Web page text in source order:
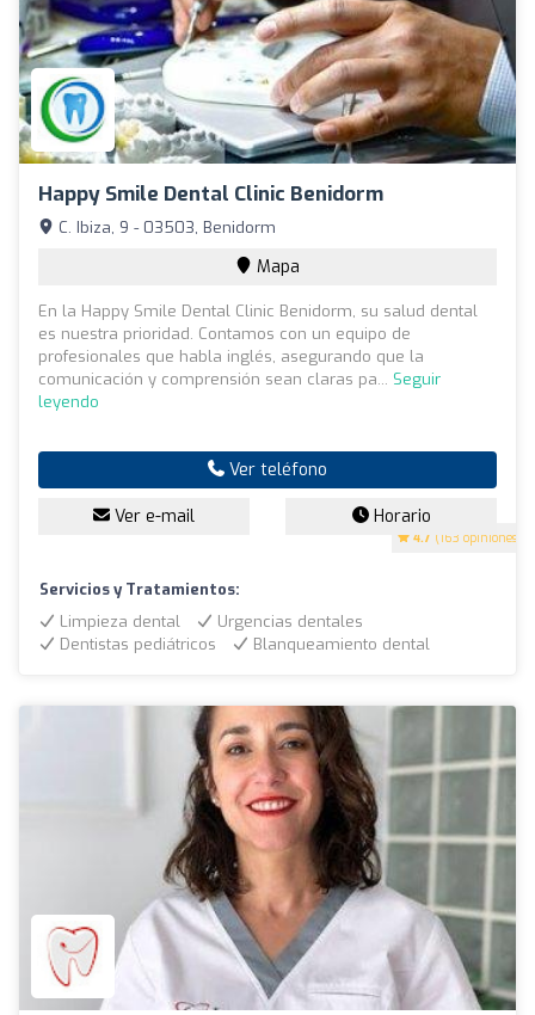
Happy Smile Dental Clinic Benidorm
4.7 (163 opiniones)
C. Ibiza, 9 - 03503, Benidorm
Mapa
En la Happy Smile Dental Clinic Benidorm, su salud dental
es nuestra prioridad. Contamos con un equipo de
profesionales que habla inglés, asegurando que la
comunicación y comprensión sean claras pa... Seguir
leyendo
Ver teléfono
Ver e-mail Horario
Servicios y Tratamientos:
Limpieza dental
Urgencias dentales
Dentistas pediátricos
Blanqueamiento dental